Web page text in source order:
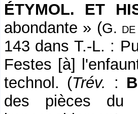
ÉTYMOL. ET
abondante » (G.
143 dans T.-L. :
Festes [à]
technol. (Trév. :
des pièces du